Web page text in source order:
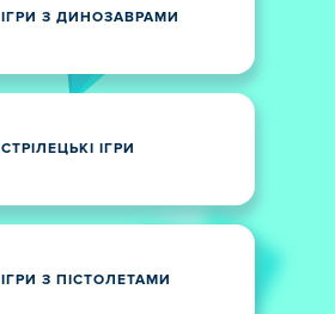
ІГРИ З ДИНОЗАВРАМИ
СТРІЛЕЦЬКІ ІГРИ
ІГРИ З ПІСТОЛЕТАМИ